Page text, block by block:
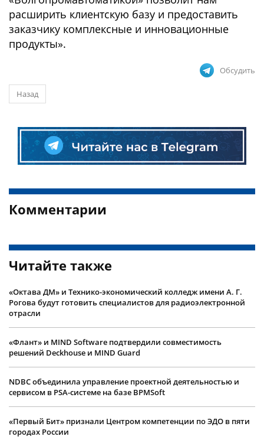
расширить клиентскую базу и предоставить
заказчику комплексные и инновационные
продукты».
Обсудить
Назад
Комментарии
Читайте также
«Октава ДМ» и Технико-экономический колледж имени А. Г.
Рогова будут готовить специалистов для радиоэлектронной
отрасли
«Флант» и MIND Software подтвердили совместимость
решений Deckhouse и MIND Guard
NDBC объединила управление проектной деятельностью и
сервисом в PSA-системе на базе BPMSoft
«Первый Бит» признали Центром компетенции по ЭДО в пяти
городах России